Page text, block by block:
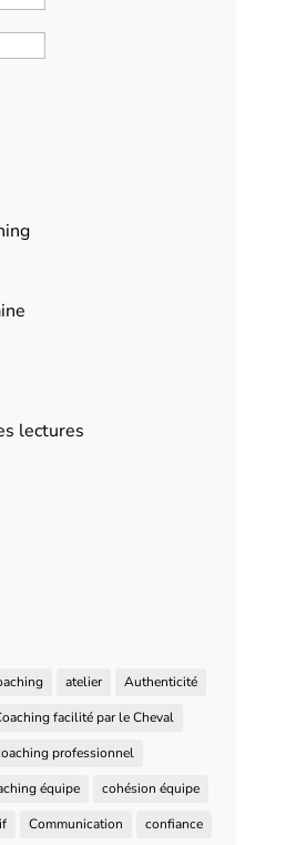
lectures
atelier
Authenticité
facilité par le Cheval
professionnel
équipe
cohésion équipe
Communication
confiance